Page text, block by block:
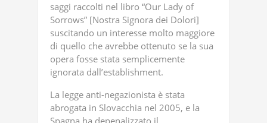
saggi raccolti nel libro “Our Lady of
Sorrows” [Nostra Signora dei Dolori]
suscitando un interesse molto maggiore
di quello che avrebbe ottenuto se la sua
opera fosse stata semplicemente
ignorata dall’establishment.
La legge anti-negazionista è stata
abrogata in Slovacchia nel 2005, e la
Spagna ha depenalizzato il